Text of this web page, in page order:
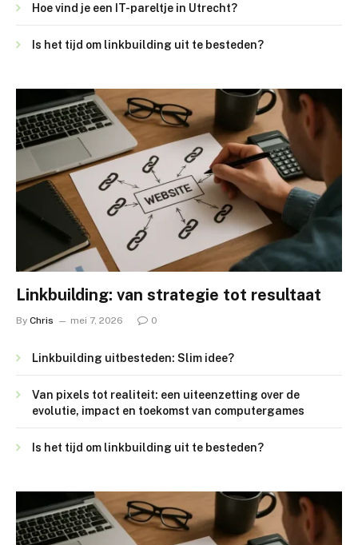
Hoe vind je een IT-pareltje in Utrecht?
Is het tijd om linkbuilding uit te besteden?
Linkbuilding: van strategie tot resultaat
By Chris mei 7, 2026 0
Linkbuilding uitbesteden: Slim idee?
Van pixels tot realiteit: een uiteenzetting over de
evolutie, impact en toekomst van computergames
Is het tijd om linkbuilding uit te besteden?